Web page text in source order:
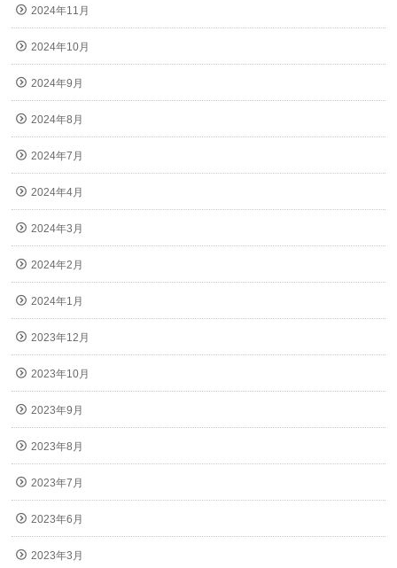
2024年11月
2024年10月
2024年9月
2024年8月
2024年7月
2024年4月
2024年3月
2024年2月
2024年1月
2023年12月
2023年10月
2023年9月
2023年8月
2023年7月
2023年6月
2023年3月